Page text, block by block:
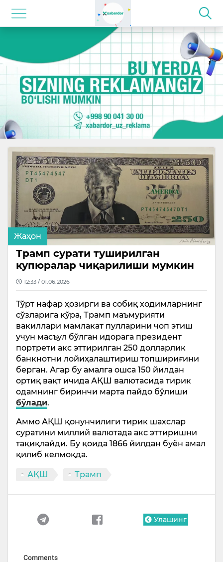
Жаҳон
Трамп сурати туширилган
купюралар чиқарилиши мумкин
12:33 / 01.06.2026
Тўрт нафар ҳозирги ва собиқ ходимларнинг
сўзларига кўра, Трамп маъмурияти
вакиллари мамлакат пулларини чоп этиш
учун масъул бўлган идорага президент
портрети акс эттирилган 250 долларлик
банкнотни лойиҳалаштириш топшириғини
берган. Агар бу амалга ошса 150 йилдан
ортиқ вақт ичида АҚШ валютасида тирик
одамнинг биринчи марта пайдо бўлиши
бўлади.
Аммо АҚШ қонунчилиги тирик шахслар
суратини миллий валютада акс эттиришни
тақиқлайди. Бу қоида 1866 йилдан буён амал
қилиб келмоқда.
АҚШ Трамп
Улашинг